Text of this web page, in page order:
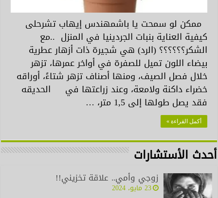
ممكن لو سمحت يا باشمهندس إيهاب تشرحلى
كيفية العناية بنبات الجردينيا في المنزل ..مع
الشكر؟؟؟؟؟؟ (الرد) هي شجيرة ذات أزهار عطرية
بيضاء اللون تميل للصفرة في أواخر عمرها، تزهر
خلال فصل الصيف، ومنها أصناف تزهر شتاءً، أوراقه
خضراء داكنة ولامعة، وعند زراعتها في الحديقه
فقد يصل طولها إلى 1,5 متر، …
أكمل القراءة »
أحدث الأستشارات
زوجي وأمي.. علاقة تخزيني!!
23 مايو، 2024